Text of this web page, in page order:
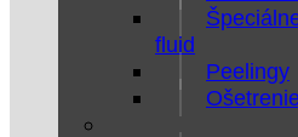
fluid
Peelingy